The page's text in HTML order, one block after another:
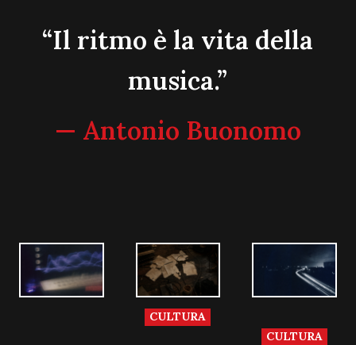
“Il ritmo è la vita della
musica.”
— Antonio Buonomo
CULTURA
CULTURA